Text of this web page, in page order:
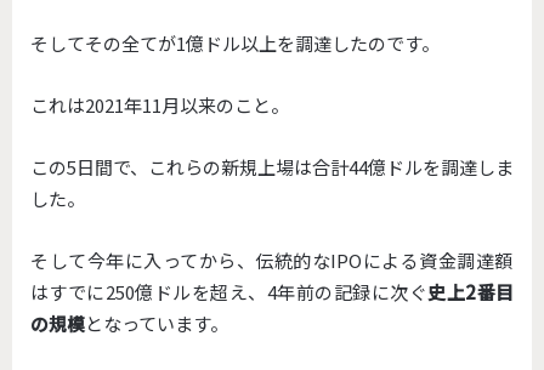
そしてその全てが1億ドル以上を調達したのです。
これは2021年11月以来のこと。
この5日間で、 これらの新規上場は合計44億ドルを調達しま
した。
そして今年に入ってから、伝統的なIPOによる資金調達額
はすでに250億ドルを超え、 4年前の記録に次ぐ史上2番目
の規模となっています。